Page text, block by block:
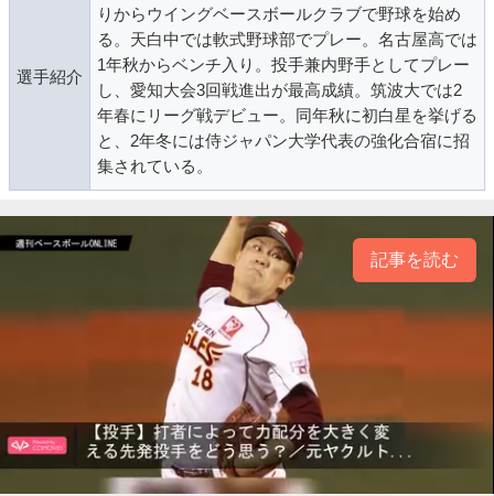
選手紹介
りからウイングベースボールクラブで野球を始め
る。天白中では軟式野球部でプレー。名古屋高では
1年秋からベンチ入り。投手兼内野手としてプレー
し、愛知大会3回戦進出が最高成績。筑波大では2
年春にリーグ戦デビュー。同年秋に初白星を挙げる
と、2年冬には侍ジャパン大学代表の強化合宿に招
集されている。
記事を読む